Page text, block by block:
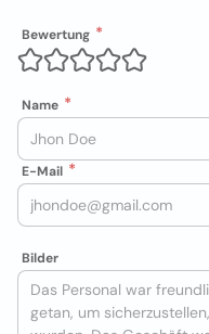
Bewertung
Name
E-Mail
Bilder